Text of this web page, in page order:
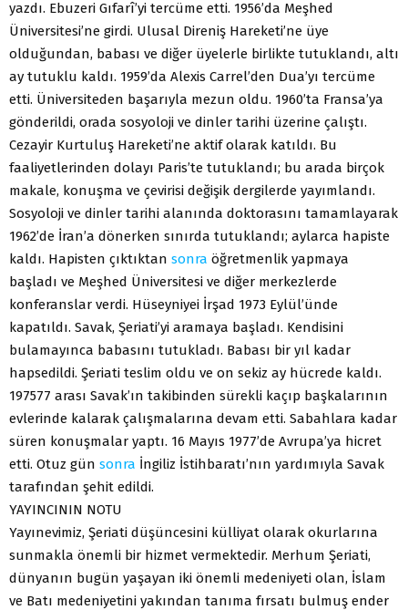
yazdı. Ebuzeri Gıfarî’yi tercüme etti. 1956’da Meşhed
Üniversitesi’ne girdi. Ulusal Direniş Hareketi’ne üye
olduğundan, babası ve diğer üyelerle birlikte tutuklandı, altı
ay tutuklu kaldı. 1959’da Alexis Carrel’den Dua’yı tercüme
etti. Üniversiteden başarıyla mezun oldu. 1960’ta Fransa’ya
gönderildi, orada sosyoloji ve dinler tarihi üzerine çalıştı.
Cezayir Kurtuluş Hareketi’ne aktif olarak katıldı. Bu
faaliyetlerinden dolayı Paris’te tutuklandı; bu arada birçok
makale, konuşma ve çevirisi değişik dergilerde yayımlandı.
Sosyoloji ve dinler tarihi alanında doktorasını tamamlayarak
1962’de İran’a dönerken sınırda tutuklandı; aylarca hapiste
kaldı. Hapisten çıktıktan sonra öğretmenlik yapmaya
başladı ve Meşhed Üniversitesi ve diğer merkezlerde
konferanslar verdi. Hüseyniyei İrşad 1973 Eylül’ünde
kapatıldı. Savak, Şeriati’yi aramaya başladı. Kendisini
bulamayınca babasını tutukladı. Babası bir yıl kadar
hapsedildi. Şeriati teslim oldu ve on sekiz ay hücrede kaldı.
197577 arası Savak’ın takibinden sürekli kaçıp başkalarının
evlerinde kalarak çalışmalarına devam etti. Sabahlara kadar
süren konuşmalar yaptı. 16 Mayıs 1977’de Avrupa’ya hicret
etti. Otuz gün sonra İngiliz İstihbaratı’nın yardımıyla Savak
tarafından şehit edildi.
YAYINCININ NOTU
Yayınevimiz, Şeriati düşüncesini külliyat olarak okurlarına
sunmakla önemli bir hizmet vermektedir. Merhum Şeriati,
dünyanın bugün yaşayan iki önemli medeniyeti olan, İslam
ve Batı medeniyetini yakından tanıma fırsatı bulmuş ender